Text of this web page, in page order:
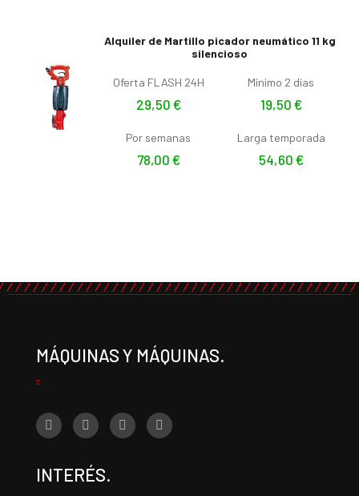
Alquiler de Martillo picador neumático 11 kg
silencioso
Oferta FLASH 24H
29,50 €
Mínimo 2 días
19,50 €
Por semanas
78,00 €
Larga temporada
54,60 €
MÁQUINAS Y MÁQUINAS.
INTERÉS.